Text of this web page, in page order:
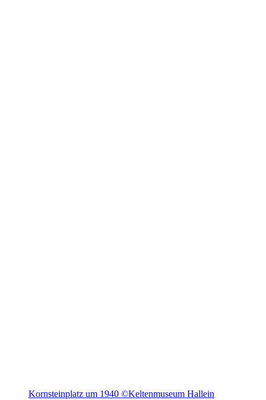
Kornsteinplatz um 1940 ©Keltenmuseum Hallein